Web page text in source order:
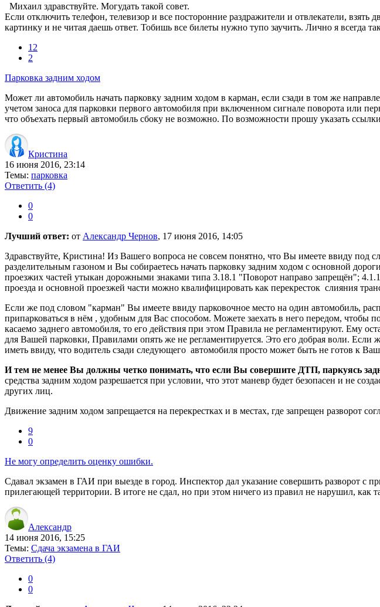
Михаил здравствуйте. Могудать такой совет.
Если отключить телефон, телевизор и все посторонние раздражители и отвлекатели,
картинку и не читая даешь ответ. Тобишь все билеты нужно тупо заучить. Лично я всегда
12
2
Парковка задним ходом
Может ли автомобиль начать парковку задним ходом в карман, если сзади в том же
учетом заноса для парковки первого автомобиля при включенном сигнале поворота или
что объехать первый автомобиль сбоку не возможно. По возможности прошу указать
Кристина
16 июня 2016, 23:14
Темы: парковка
Ответить (4)
0
0
Лучший ответ: от Александр Чернов, 17 июня 2016, 14:05
Здравствуйте, Кристина! Из Вашего вопроса не совсем понятно, что Вы имеете ввиду под
разделительным газоном и Вы собираетесь начать парковку задним ходом с основной
проезжих частей утыкан дорожными знаками типа 3.18.1 "Поворот направо запрещён";
проезда и основной проезжей части можно квалифицировать как перекресток слияния
Если же под словом "карман" Вы имеете ввиду парковочное место на один автомобиль,
припарковаться в нём , удобным для Вас способом. Можете заехать в него передом, чтобы
касаемо заднего автомобиля, то его действия при этом Правила не регламентируют. Ему
для Вашей парковки, Правилами опять же не регламентируется. Это его добрая воли.
иметь ввиду, что водитель сзади следующего автомобиля просто может быть не готов к
И тем не менее Вы должны четко понимать, что если Вы совершите ДТП, паркуясь
средства задним ходом разрешается при условии, что этот маневр будет безопасен и не
других лиц.
Движение задним ходом запрещается на перекрестках и в местах, где запрещен разворот
9
0
Не могу определить оценку ошибки.
Сдавал экзамен в ГАИ при выезде в город. Инспектор дал указание совершить разворот с
прилегающей территории. В итоге не сдал, но при этом ничего из правил не нарушил, как
Александр
14 июня 2016, 15:25
Темы: Сдача экзамена в ГАИ
Ответить (4)
0
0